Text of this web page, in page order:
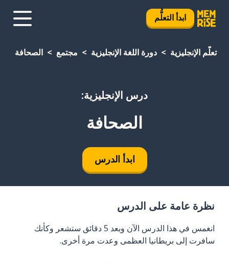
ابدأ التعلُّم
تعلَّم الإنجليزية دورة اللغة الإنجليزية مجتمع الصحافة
درس الإنجليزية:
الصحافة
ابدأ الدرس
نظرة عامة على الدرس
انغمس في هذا الدرس الآن وبعد 5 دقائق ستشعر وكأنك
سافرت إلى بريطانيا العظمى وعدت مرة أخرى.